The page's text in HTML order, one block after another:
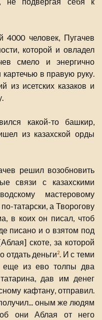
человек, Пугачев
которой и овладел
смело и энергично
в правую руку.
из исетских казаков и
какой-то башкир,
из казахской орды
решил возобновить
связи с казахскими
мастеровому
татарски, а Творогову
в коих он писал, чтоб
писано и о взятом под
скоте, за которой
отдать деньги2. И с теми
еще из ево толпы два
дав им денег
кафтану, отправил.
оным же людям
они Аблая от него